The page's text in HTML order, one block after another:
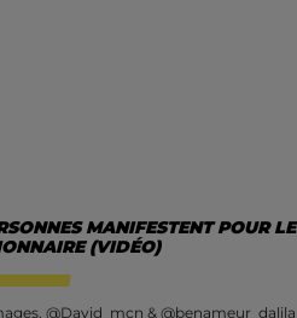
MANIFESTENT POUR LE
(VIDÉO)
@David_mcn & @benameur_dalila